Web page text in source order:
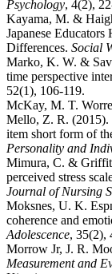
Psychology, 4(2),
Kayama, M. &
Japanese
Differences. Social
Marko, K. W. &
time perspective
52(1), 106-119.
McKay, M. T.
Mello, Z. R. (2015).
item short form of
Personality and
Mimura, C. &
perceived stress
Journal of Nursing
Moksnes, U. K.
coherence and
Adolescence, 35(2),
Morrow Jr, J. R.
Measurement and